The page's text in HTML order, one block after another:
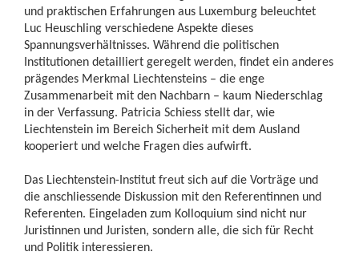
und praktischen Erfahrungen aus Luxemburg beleuchtet
Luc Heuschling verschiedene Aspekte dieses
Spannungsverhältnisses. Während die politischen
Institutionen detailliert geregelt werden, findet ein anderes
prägendes Merkmal Liechtensteins – die enge
Zusammenarbeit mit den Nachbarn – kaum Niederschlag
in der Verfassung. Patricia Schiess stellt dar, wie
Liechtenstein im Bereich Sicherheit mit dem Ausland
kooperiert und welche Fragen dies aufwirft.
Das Liechtenstein-Institut freut sich auf die Vorträge und
die anschliessende Diskussion mit den Referentinnen und
Referenten. Eingeladen zum Kolloquium sind nicht nur
Juristinnen und Juristen, sondern alle, die sich für Recht
und Politik interessieren.